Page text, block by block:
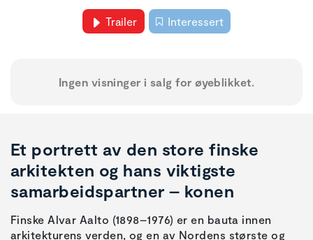
Trailer Interessert
Ingen visninger i salg for øyeblikket.
Et portrett av den store finske
arkitekten og hans viktigste
samarbeidspartner – konen
Finske Alvar Aalto (1898–1976) er en bauta innen
arkitekturens verden, og en av Nordens største og